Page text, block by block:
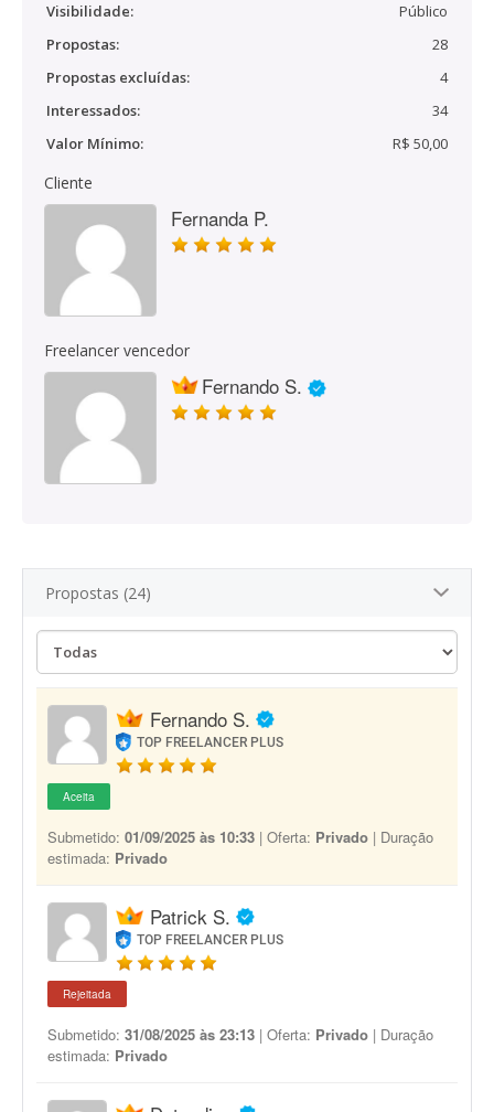
Visibilidade:
Público
Propostas:
28
Propostas excluídas:
4
Interessados:
34
Valor Mínimo:
R$ 50,00
Cliente
Fernanda P.
Freelancer vencedor
Fernando S.
Propostas (24)
Fernando S.
TOP FREELANCER PLUS
Aceita
Submetido: 01/09/2025 às 10:33 | Oferta: Privado | Duração
estimada: Privado
Patrick S.
TOP FREELANCER PLUS
Rejeitada
Submetido: 31/08/2025 às 23:13 | Oferta: Privado | Duração
estimada: Privado